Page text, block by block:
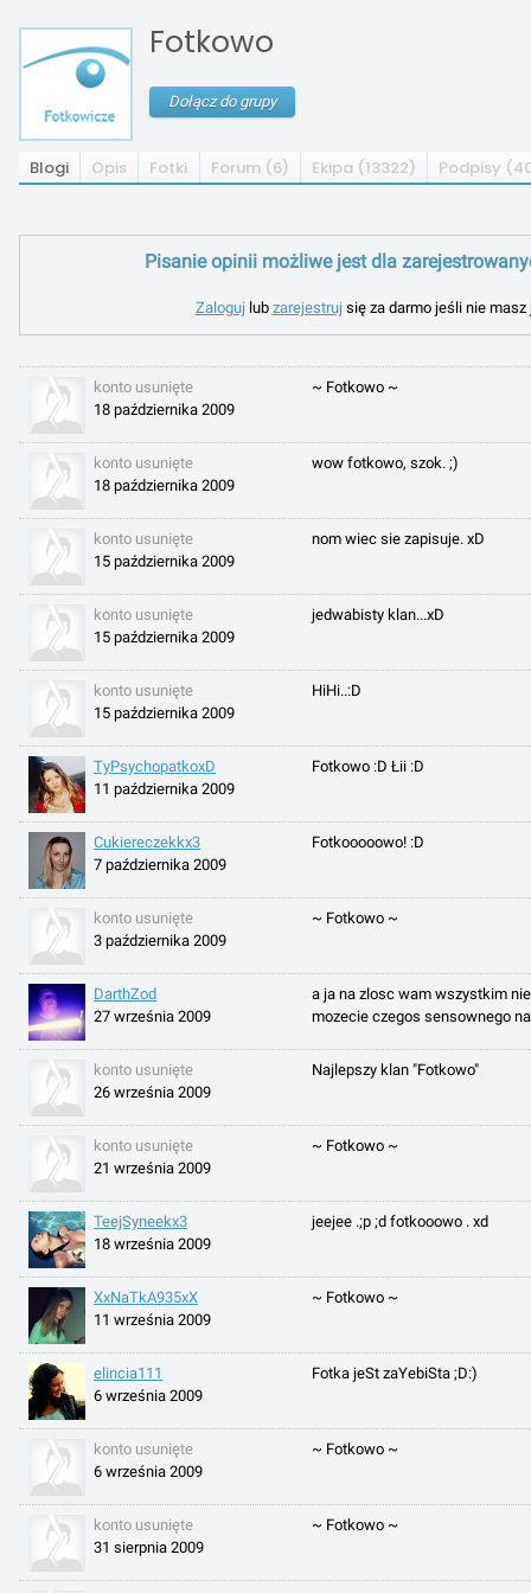
Fotkowo
Dołącz do grupy
Blogi Opis Fotki Forum (6) Ekipa (13322) Podpisy
Pisanie opinii możliwe jest dla
Zaloguj lub zarejestruj się za darmo jeśli nie masz
konto usunięte
18 października 2009
~ Fotkowo ~
konto usunięte
18 października 2009
wow fotkowo, szok. ;)
konto usunięte
15 października 2009
nom wiec sie zapisuje. xD
konto usunięte
15 października 2009
jedwabisty klan...xD
konto usunięte
15 października 2009
HiHi..:D
TyPsychopatkoxD
11 października 2009
Fotkowo :D Łii :D
Cukiereczekkx3
7 października 2009
Fotkooooowo! :D
konto usunięte
3 października 2009
~ Fotkowo ~
DarthZod
27 września 2009
a ja na zlosc wam wszystkim
mozecie czegos sensownego
konto usunięte
26 września 2009
Najlepszy klan "Fotkowo"
konto usunięte
21 września 2009
~ Fotkowo ~
TeejSyneekx3
18 września 2009
jeejee .;p ;d fotkooowo . xd
XxNaTkA935xX
11 września 2009
~ Fotkowo ~
elincia111
6 września 2009
Fotka jeSt zaYebiSta ;D:)
konto usunięte
6 września 2009
~ Fotkowo ~
konto usunięte
31 sierpnia 2009
~ Fotkowo ~